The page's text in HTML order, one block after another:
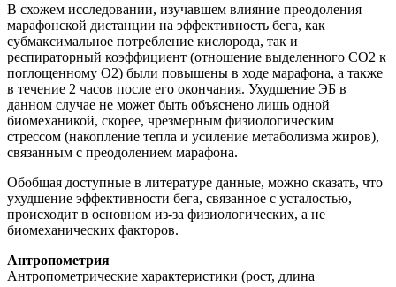
В схожем исследовании, изучавшем влияние преодоления
марафонской дистанции на эффективность бега, как
субмаксимальное потребление кислорода, так и
респираторный коэффициент (отношение выделенного CO2 к
поглощенному O2) были повышены в ходе марафона, а также
в течение 2 часов после его окончания. Ухудшение ЭБ в
данном случае не может быть объяснено лишь одной
биомеханикой, скорее, чрезмерным физиологическим
стрессом (накопление тепла и усиление метаболизма жиров),
связанным с преодолением марафона.
Обобщая доступные в литературе данные, можно сказать, что
ухудшение эффективности бега, связанное с усталостью,
происходит в основном из-за физиологических, а не
биомеханических факторов.
Антропометрия
Антропометрические характеристики (рост, длина